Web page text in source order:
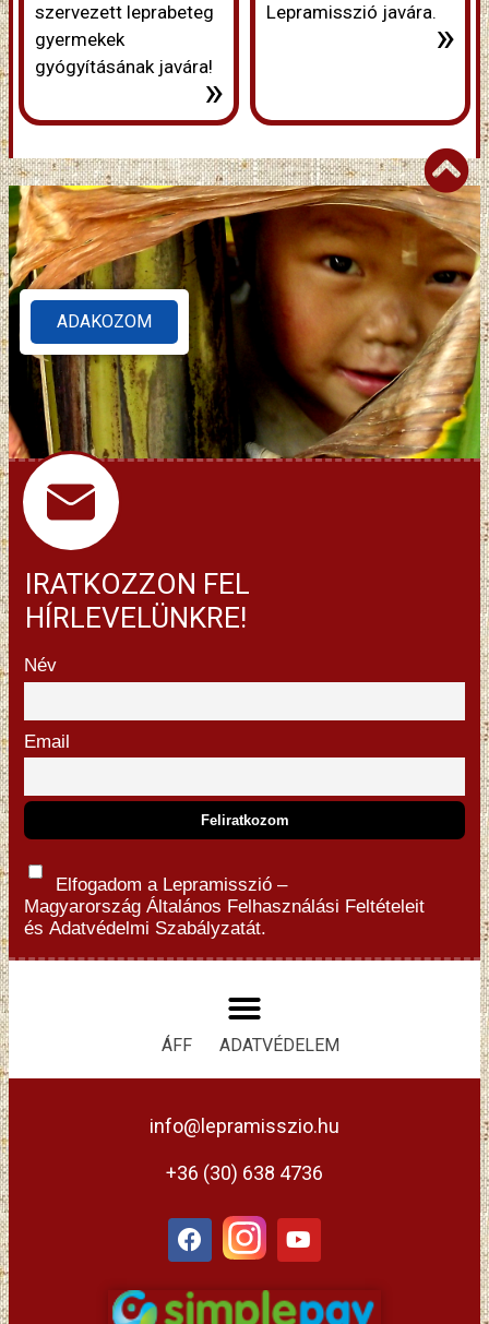
szervezett leprabeteg
gyermekek
gyógyításának javára!
»
Lepramisszió javára.
»
ADAKOZOM
IRATKOZZON FEL
HÍRLEVELÜNKRE!
Név
Email
Elfogadom a Lepramisszió –
Magyarország Általános Felhasználási Feltételeit
és Adatvédelmi Szabályzatát.
ÁFF ADATVÉDELEM
info@lepramisszio.hu
+36 (30) 638 4736